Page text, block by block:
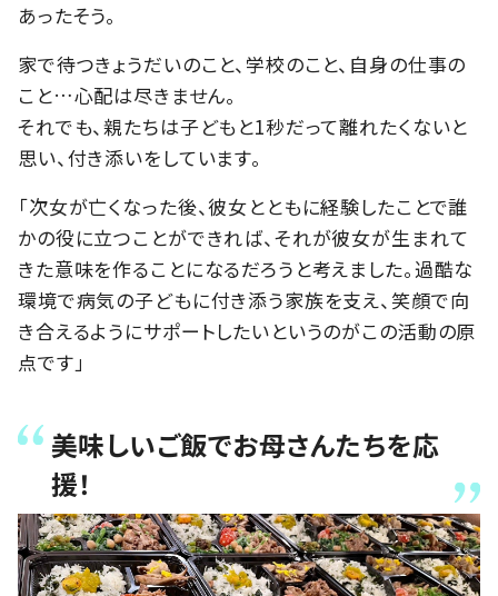
あったそう。
家で待つきょうだいのこと、学校のこと、自身の仕事の
こと…心配は尽きません。
それでも、親たちは子どもと1秒だって離れたくないと
思い、付き添いをしています。
「次女が亡くなった後、彼女とともに経験したことで誰
かの役に立つことができれば、それが彼女が生まれて
きた意味を作ることになるだろうと考えました。過酷な
環境で病気の子どもに付き添う家族を支え、笑顔で向
き合えるようにサポートしたいというのがこの活動の原
点です」
美味しいご飯でお母さんたちを応
援！